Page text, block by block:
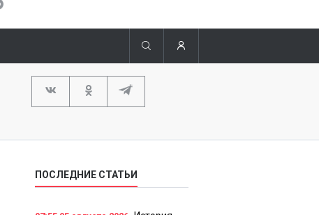
ПОСЛЕДНИЕ СТАТЬИ